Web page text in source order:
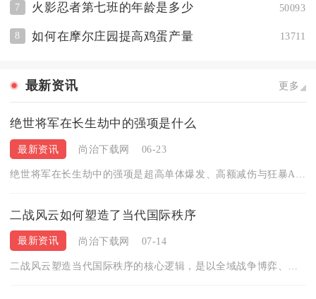
7 火影忍者第七班的年龄是多少 50093
8 如何在摩尔庄园提高鸡蛋产量 13711
最新资讯 更多
绝世将军在长生劫中的强项是什么
最新资讯 尚治下载网 06-23
绝世将军在长生劫中的强项是超高单体爆发、高额减伤与狂暴AOE...
二战风云如何塑造了当代国际秩序
最新资讯 尚治下载网 07-14